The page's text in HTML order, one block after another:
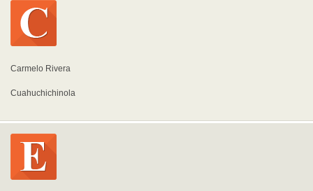
Carmelo Rivera
Cuahuchichinola